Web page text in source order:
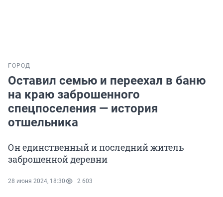
ГОРОД
Оставил семью и переехал в баню
на краю заброшенного
спецпоселения — история
отшельника
Он единственный и последний житель
заброшенной деревни
28 июня 2024, 18:30 2 603